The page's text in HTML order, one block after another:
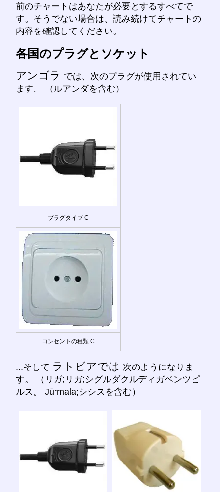
前のチャートはあなたが必要とするすべてで
す。そうでない場合は、読み続けてチャートの
内容を確認してください。
各国のプラグとソケット
アンゴラ では、次のプラグが使用されてい
ます。 （ルアンダを含む）
プラグタイプ C
コンセントの種類 C
...そして ラトビアでは 次のようになりま
す。 （リガ;リガ;シグルダクルディガベンツピ
ルス。 Jūrmala;シシスを含む）